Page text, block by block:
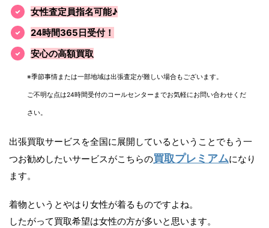
女性査定員指名可能♪
24時間365日受付！
安心の高額買取
※季節事情または一部地域は出張査定が難しい場合もございます。
ご不明な点は24時間受付のコールセンターまでお気軽にお問い合わせくだ
さい。
出張買取サービスを全国に展開しているということでもう一
つお勧めしたいサービスがこちらの買取プレミアムになり
ます。
着物というとやはり女性が着るものですよね。
したがって買取希望は女性の方が多いと思います。